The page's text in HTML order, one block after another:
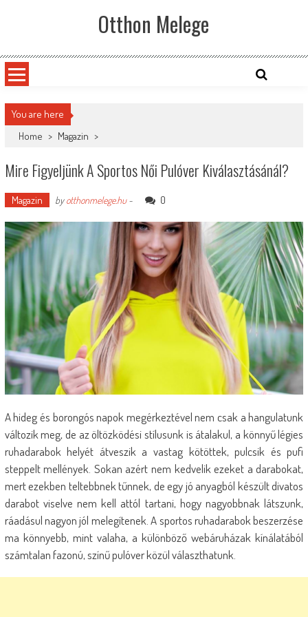
Otthon Melege
You are here
Home > Magazin >
Mire Figyeljünk A Sportos Női Pulóver Kiválasztásánál?
Magazin byotthonmelege.hu- 0
A hideg és borongós napok megérkeztével nem csak a hangulatunk
változik meg, de az öltözködési stílusunk is átalakul, a könnyű légies
ruhadarabok helyét átveszik a vastag kötöttek, pulcsik és pufi
steppelt mellények. Sokan azért nem kedvelik ezeket a darabokat,
mert ezekben teltebbnek tűnnek, de egy jó anyagból készült divatos
darabot viselve nem kell attól tartani, hogy nagyobbnak látszunk,
ráadásul nagyon jól melegítenek. A sportos ruhadarabok beszerzése
ma könnyebb, mint valaha, a különböző webáruházak kínálatából
számtalan fazonú, színű pulóver közül választhatunk.